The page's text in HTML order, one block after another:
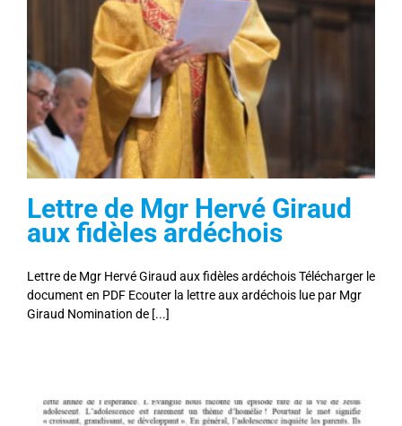
Lettre de Mgr Hervé Giraud
aux fidèles ardéchois
Lettre de Mgr Hervé Giraud aux fidèles ardéchois Télécharger le
document en PDF Ecouter la lettre aux ardéchois lue par Mgr
Giraud Nomination de [...]